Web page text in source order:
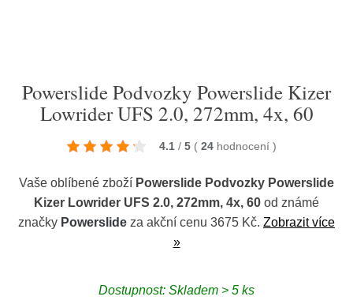
Powerslide Podvozky Powerslide Kizer
Lowrider UFS 2.0, 272mm, 4x, 60
4.1 / 5 ( 24 hodnocení )
Vaše oblíbené zboží Powerslide Podvozky Powerslide
Kizer Lowrider UFS 2.0, 272mm, 4x, 60 od známé
značky Powerslide za akční cenu 3675 Kč. Zobrazit více
»
Dostupnost: Skladem > 5 ks